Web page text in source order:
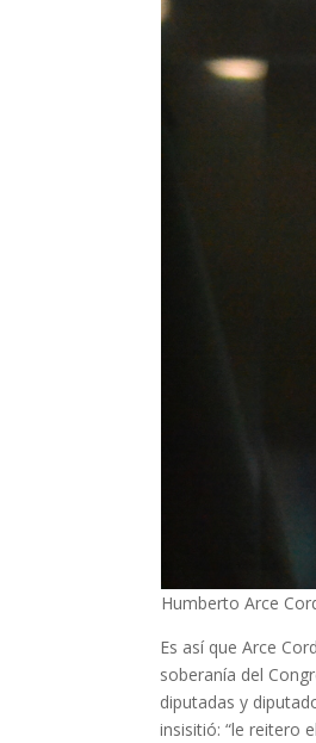
Humberto Arce
Es así que Arce
soberanía del
diputadas y
insisitió: “le reitero